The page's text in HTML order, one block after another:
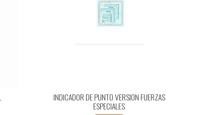
INDICADOR DE PUNTO VERSION FUERZAS
ESPECIALES